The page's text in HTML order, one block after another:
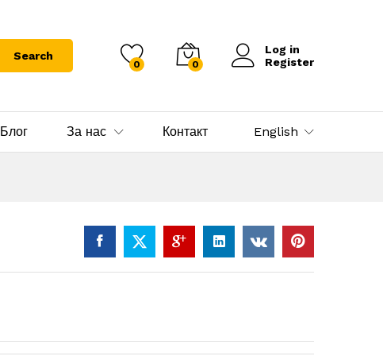
Search
0 0
Log in
Register
Блог За нас Контакт English